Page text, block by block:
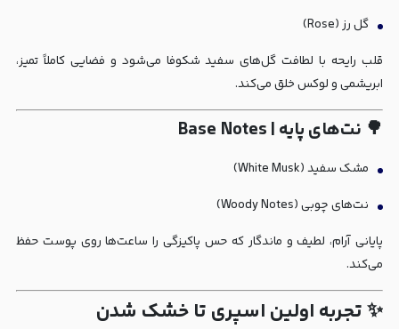
گل رز (Rose)
قلب رایحه با لطافت گل‌های سفید شکوفا می‌شود و فضایی کاملاً تمیز،
ابریشمی و لوکس خلق می‌کند.
🌳 نت‌های پایه | Base Notes
مشک سفید (White Musk)
نت‌های چوبی (Woody Notes)
پایانی آرام، لطیف و ماندگار که حس پاکیزگی را ساعت‌ها روی پوست حفظ
می‌کند.
✨ تجربه اولین اسپری تا خشک شدن